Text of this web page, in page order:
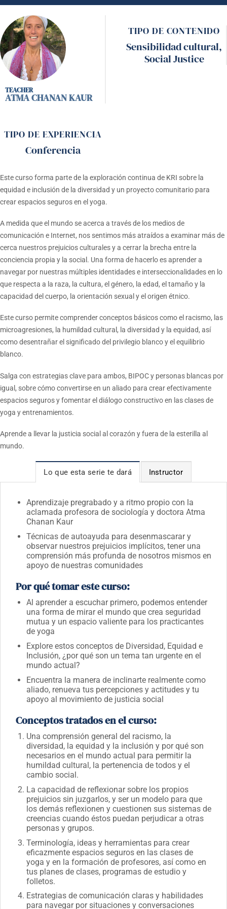
ATMA CHANAN KAUR
TIPO DE CONTENIDO
Sensibilidad cultural,
Social Justice
TIPO DE EXPERIENCIA
Conferencia
Este curso forma parte de la exploración continua de KRI sobre la
equidad e inclusión de la diversidad y un proyecto comunitario para
crear espacios seguros en el yoga.
A medida que el mundo se acerca a través de los medios de
comunicación e Internet, nos sentimos más atraídos a examinar más de
cerca nuestros prejuicios culturales y a cerrar la brecha entre la
conciencia propia y la social. Una forma de hacerlo es aprender a
navegar por nuestras múltiples identidades e interseccionalidades en lo
que respecta a la raza, la cultura, el género, la edad, el tamaño y la
capacidad del cuerpo, la orientación sexual y el origen étnico.
Este curso permite comprender conceptos básicos como el racismo, las
microagresiones, la humildad cultural, la diversidad y la equidad, así
como desentrañar el significado del privilegio blanco y el equilibrio
blanco.
Salga con estrategias clave para ambos, BIPOC y personas blancas por
igual, sobre cómo convertirse en un aliado para crear efectivamente
espacios seguros y fomentar el diálogo constructivo en las clases de
yoga y entrenamientos.
Aprende a llevar la justicia social al corazón y fuera de la esterilla al
mundo.
Lo que esta serie te dará Instructor
Aprendizaje pregrabado y a ritmo propio con la
aclamada profesora de sociología y doctora Atma
Chanan Kaur
Técnicas de autoayuda para desenmascarar y
observar nuestros prejuicios implícitos, tener una
comprensión más profunda de nosotros mismos en
apoyo de nuestras comunidades
Por qué tomar este curso:
Al aprender a escuchar primero, podemos entender
una forma de mirar el mundo que crea seguridad
mutua y un espacio valiente para los practicantes
de yoga
Explore estos conceptos de Diversidad, Equidad e
Inclusión, ¿por qué son un tema tan urgente en el
mundo actual?
Encuentra la manera de inclinarte realmente como
aliado, renueva tus percepciones y actitudes y tu
apoyo al movimiento de justicia social
Conceptos tratados en el curso:
Una comprensión general del racismo, la
diversidad, la equidad y la inclusión y por qué son
necesarios en el mundo actual para permitir la
humildad cultural, la pertenencia de todos y el
cambio social.
La capacidad de reflexionar sobre los propios
prejuicios sin juzgarlos, y ser un modelo para que
los demás reflexionen y cuestionen sus sistemas de
creencias cuando éstos puedan perjudicar a otras
personas y grupos.
Terminología, ideas y herramientas para crear
eficazmente espacios seguros en las clases de
yoga y en la formación de profesores, así como en
tus planes de clases, programas de estudio y
folletos.
Estrategias de comunicación claras y habilidades
para navegar por situaciones y conversaciones